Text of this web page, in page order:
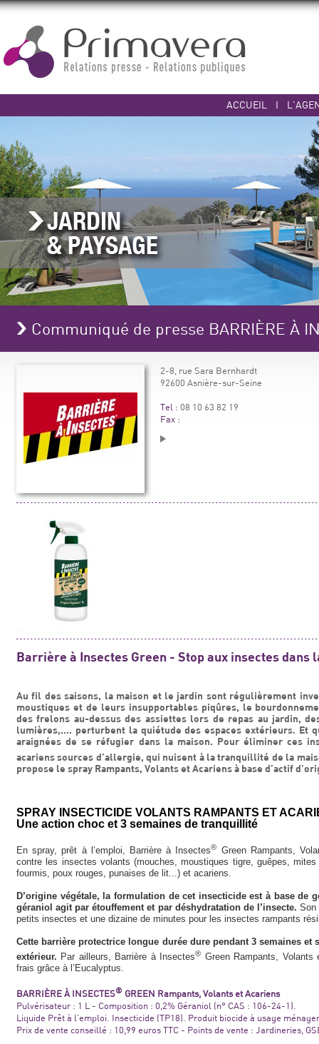
ACCUEIL I
Communiqué de presse BARRIÈRE À
2-8, rue Sara Bernhardt
92600 Asnière-sur-Seine
Tel : 08 10 63 82 19
Fax :
Barrière à Insectes Green - Stop aux insectes dans
Au fil des saisons, la maison et le jardin sont régulièrement
moustiques et de leurs insupportables piqûres, le
des frelons au-dessus des assiettes lors de repas au jardin,
lumières,.... perturbent la quiétude des espaces extérieurs. Et
araignées de se réfugier dans la maison. Pour éliminer ces
acariens sources d’allergie, qui nuisent à la tranquillité de la
propose le spray Rampants, Volants et Acariens à base d’actif
SPRAY INSECTICIDE VOLANTS RAMPANTS ET
Une action choc et 3 semaines de tranquillité
En spray, prêt à l’emploi, Barrière à Insectes® Green Rampants,
contre les insectes volants (mouches, moustiques tigre, guêpes,
fourmis, poux rouges, punaises de lit...) et acariens.
D’origine végétale, la formulation de cet insecticide est à base de
géraniol agit par étouffement et par déshydratation de l’insecte. Son
petits insectes et une dizaine de minutes pour les insectes rampants
Cette barrière protectrice longue durée dure pendant 3 semaines et
extérieur. Par ailleurs, Barrière à Insectes® Green Rampants,
frais grâce à l’Eucalyptus.
BARRIÈRE À INSECTES® GREEN Rampants, Volants et Acariens
Pulvérisateur : 1 L - Composition : 0,2% Géraniol (n° CAS : 106-24-1).
Liquide Prêt à l’emploi. Insecticide (TP18). Produit biocide à usage
Prix de vente conseillé : 10,99 euros TTC - Points de vente : Jardineries,